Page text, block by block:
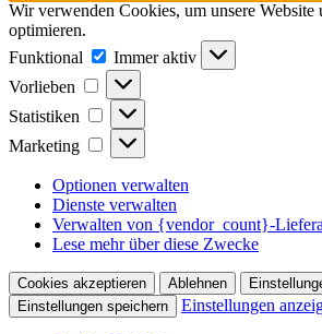
Wir verwenden Cookies, um unsere Website
optimieren.
Funktional
Funktional
Immer aktiv
Vorlieben
Vorlieben
Statistiken Statistiken
Marketing Marketing
Optionen verwalten
Dienste verwalten
Verwalten von {vendor_count}-
Lese mehr über diese Zwecke
Cookies akzeptieren Ablehnen
Einstellungen speichern
Einstellungen